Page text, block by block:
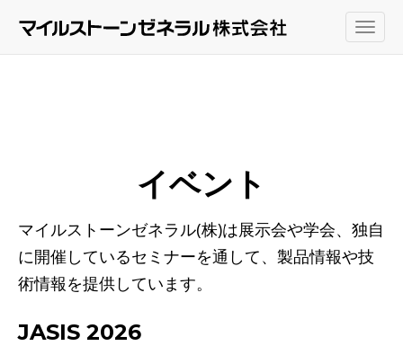
イベント
マイルストーンゼネラル(株)は展示会や学会、独自
に開催しているセミナーを通して、製品情報や技
術情報を提供しています。
JASIS 2026